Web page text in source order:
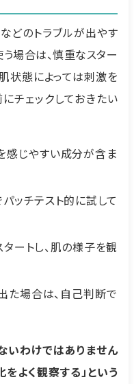
どのトラブルが出やす
場合は、慎重なスター
状態によっては刺激を
チェックしておきたい
感じやすい成分が含ま
ッチテスト的に試して
ートし、肌の様子を観
た場合は、自己判断で
いわけではありません
をよく観察する」という